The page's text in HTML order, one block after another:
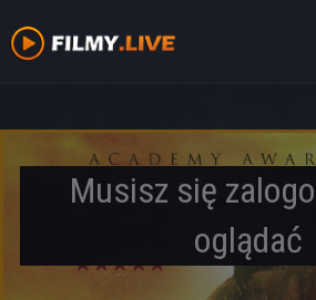
Musisz się
oglądać